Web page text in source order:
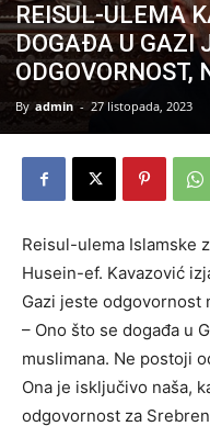
REISUL-ULEMA
DOGAĐA U GAZI
By admin - 27 listopada, 2023
Reisul-ulema Islamske
Husein-ef. Kavazović
Gazi jeste odgovornost
– Ono što se događa u
muslimana. Ne postoji
Ona je isključivo naša,
odgovornost za